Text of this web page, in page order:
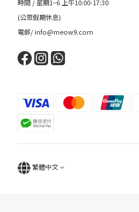
時間 / 星期1~6 上午10:00-17:30
(公眾假期休息)
電郵/ info@meow9.com
繁體中文